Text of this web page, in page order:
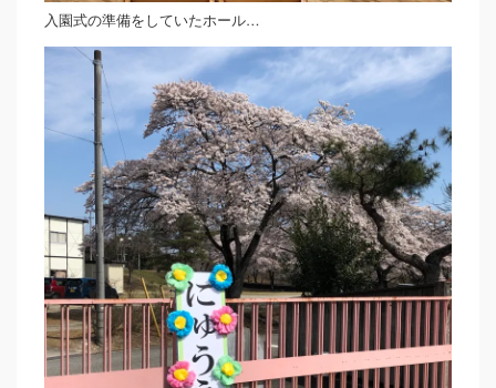
入園式の準備をしていたホール…